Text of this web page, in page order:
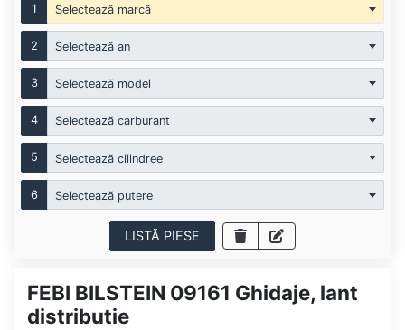
1 Selectează marcă
2 Selectează an
3 Selectează model
4 Selectează carburant
5 Selectează cilindree
6 Selectează putere
LISTĂ PIESE
FEBI BILSTEIN 09161 Ghidaje, lant
distributie